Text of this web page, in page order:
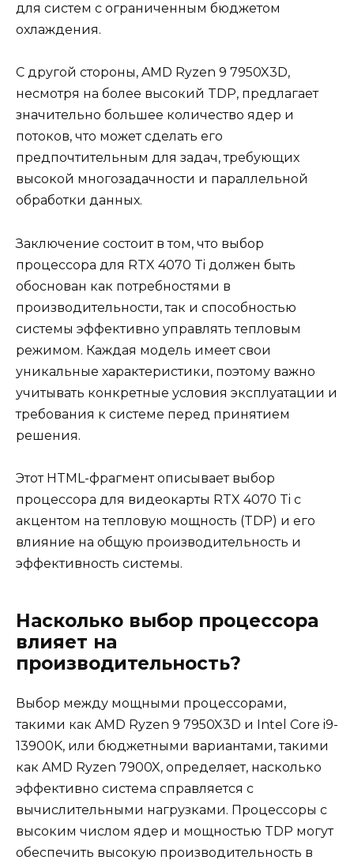
для систем с ограниченным бюджетом
охлаждения.
С другой стороны, AMD Ryzen 9 7950X3D,
несмотря на более высокий TDP, предлагает
значительно большее количество ядер и
потоков, что может сделать его
предпочтительным для задач, требующих
высокой многозадачности и параллельной
обработки данных.
Заключение состоит в том, что выбор
процессора для RTX 4070 Ti должен быть
обоснован как потребностями в
производительности, так и способностью
системы эффективно управлять тепловым
режимом. Каждая модель имеет свои
уникальные характеристики, поэтому важно
учитывать конкретные условия эксплуатации и
требования к системе перед принятием
решения.
Этот HTML-фрагмент описывает выбор
процессора для видеокарты RTX 4070 Ti с
акцентом на тепловую мощность (TDP) и его
влияние на общую производительность и
эффективность системы.
Насколько выбор процессора
влияет на
производительность?
Выбор между мощными процессорами,
такими как AMD Ryzen 9 7950X3D и Intel Core i9-
13900K, или бюджетными вариантами, такими
как AMD Ryzen 7900X, определяет, насколько
эффективно система справляется с
вычислительными нагрузками. Процессоры с
высоким числом ядер и мощностью TDP могут
обеспечить высокую производительность в